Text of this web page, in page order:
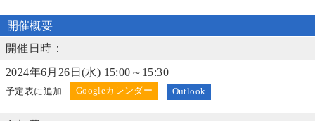
開催概要
開催日時：
2024年6月26日(水) 15:00～15:30
予定表に追加 Outlook